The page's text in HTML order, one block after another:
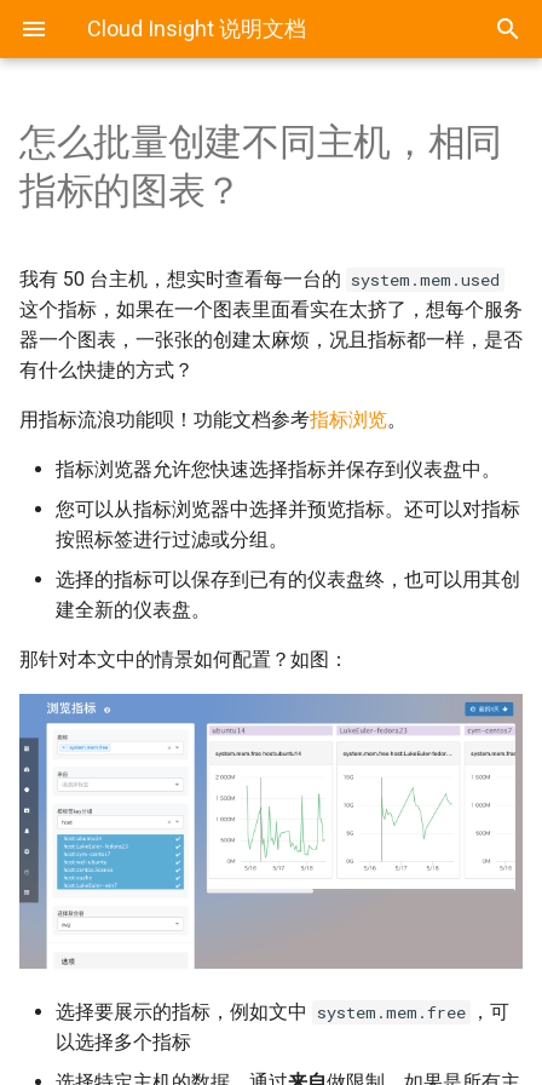
Cloud Insight 说明文档
概述
Agent 常用操作
概述
Debian / Ubuntu 安装
Amazon Linux 安装
Windows 安装
Chef 安装
Puppet 安装
内网环境安装探针
Agent 操作与配置
概述
Ucloud
概述
Apache
Bearychat
Cassandra
Couchbase
CouchDB
ElasticSearch
Event_viewer
Gearman
Gunicorn
HAProxy
概述
拓扑/Hostmap
平台系统的数据指标详解
概述
平台服务仪表盘
自定义数据仪表盘
概述
平台宕机报警
概述
状态页监控
授权监控
自定义 AgentCheck
最佳实践
常见问题
怎么批量创建不同主机，相同
指标的图表？
我有 50 台主机，想实时查看每一台的 system.mem.used
这个指标，如果在一个图表里面看实在太挤了，想每个服务
器一个图表，一张张的创建太麻烦，况且指标都一样，是否
有什么快捷的方式？
用指标流浪功能呗！功能文档参考指标浏览。
指标浏览器允许您快速选择指标并保存到仪表盘中。
您可以从指标浏览器中选择并预览指标。还可以对指标
按照标签进行过滤或分组。
选择的指标可以保存到已有的仪表盘终，也可以用其创
建全新的仪表盘。
那针对本文中的情景如何配置？如图：
选择要展示的指标，例如文中 system.mem.free
，可
以选择多个指标